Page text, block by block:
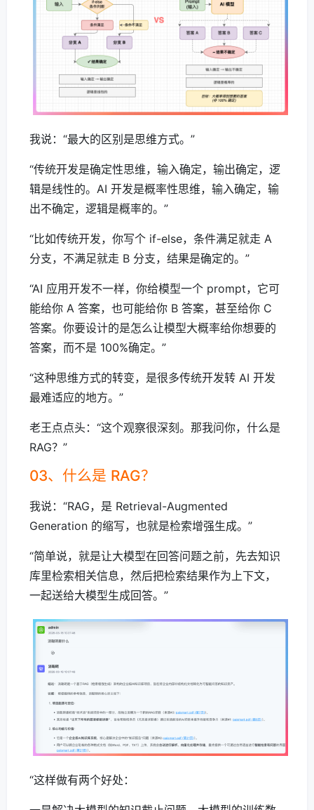
我说：“最大的区别是思维方式。”
“传统开发是确定性思维，输入确定，输出确定，逻
辑是线性的。AI 开发是概率性思维，输入确定，输
出不确定，逻辑是概率的。”
“比如传统开发，你写个 if-else，条件满足就走 A
分支，不满足就走 B 分支，结果是确定的。”
“AI 应用开发不一样，你给模型一个 prompt，它可
能给你 A 答案，也可能给你 B 答案，甚至给你 C
答案。你要设计的是怎么让模型大概率给你想要的
答案，而不是 100%确定。”
“这种思维方式的转变，是很多传统开发转 AI 开发
最难适应的地方。”
老王点点头：“这个观察很深刻。那我问你，什么是
RAG？”
03、什么是 RAG？
我说：“RAG，是 Retrieval-Augmented
Generation 的缩写，也就是检索增强生成。”
“简单说，就是让大模型在回答问题之前，先去知识
库里检索相关信息，然后把检索结果作为上下文，
一起送给大模型生成回答。”
“这样做有两个好处：